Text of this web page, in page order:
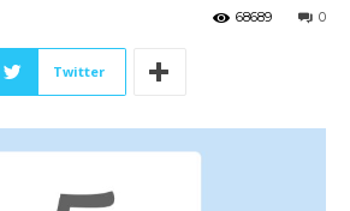
0
68689
Twitter